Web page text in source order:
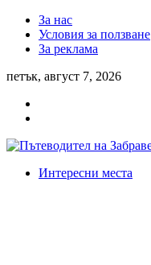
За нас
Условия за ползване
За реклама
петък, август 7, 2026
Интересни места